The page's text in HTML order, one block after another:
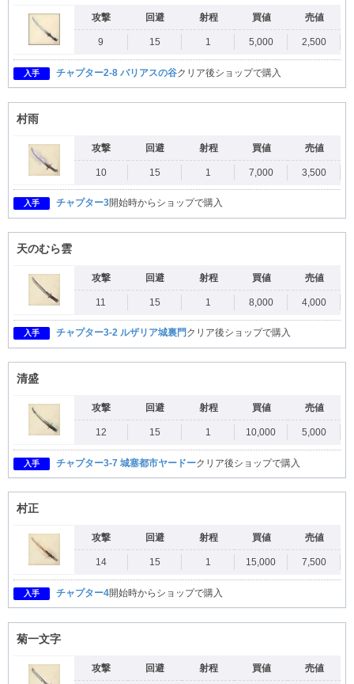
攻撃 回避 射程 買値 売値
9 15 1 5,000 2,500
入手 チャプター2-8 バリアスの谷クリア後ショップで購入
村雨
攻撃 回避 射程 買値 売値
10 15 1 7,000 3,500
入手 チャプター3開始時からショップで購入
天のむら雲
攻撃 回避 射程 買値 売値
11 15 1 8,000 4,000
入手 チャプター3-2 ルザリア城裏門 クリア後ショップで購入
清盛
攻撃 回避 射程 買値 売値
12 15 1 10,000 5,000
入手 チャプター3-7 城塞都市ヤードークリア後ショップで購入
村正
攻撃 回避 射程 買値 売値
14 15 1 15,000 7,500
入手 チャプター4開始時からショップで購入
菊一文字
攻撃 回避 射程 買値 売値